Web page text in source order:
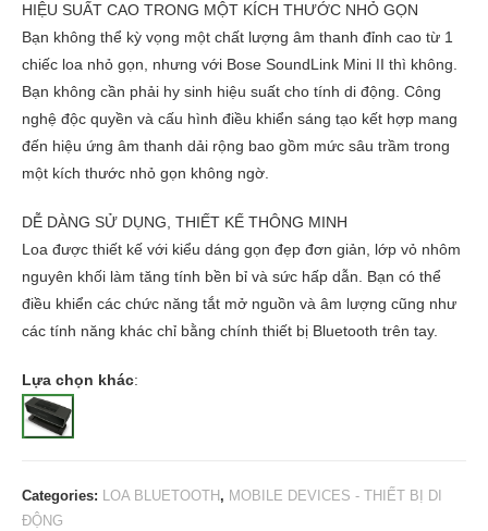
HIỆU SUẤT CAO TRONG MỘT KÍCH THƯỚC NHỎ GỌN
Bạn không thể kỳ vọng một chất lượng âm thanh đỉnh cao từ 1
chiếc loa nhỏ gọn, nhưng với Bose SoundLink Mini II thì không.
Bạn không cần phải hy sinh hiệu suất cho tính di động. Công
nghệ độc quyền và cấu hình điều khiển sáng tạo kết hợp mang
đến hiệu ứng âm thanh dải rộng bao gồm mức sâu trầm trong
một kích thước nhỏ gọn không ngờ.
DỄ DÀNG SỬ DỤNG, THIẾT KẾ THÔNG MINH
Loa được thiết kế với kiểu dáng gọn đẹp đơn giản, lớp vỏ nhôm
nguyên khối làm tăng tính bền bỉ và sức hấp dẫn. Bạn có thể
điều khiển các chức năng tắt mở nguồn và âm lượng cũng như
các tính năng khác chỉ bằng chính thiết bị Bluetooth trên tay.
Lựa chọn khác:
Categories: LOA BLUETOOTH, MOBILE DEVICES - THIẾT BỊ DI
ĐỘNG